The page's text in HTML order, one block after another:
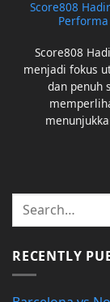
Score808
Score808
menjadi fokus
dan penuh
RECENTLY